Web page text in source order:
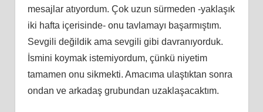
mesajlar atıyordum. Çok uzun sürmeden -yaklaşık
iki hafta içerisinde- onu tavlamayı başarmıştım.
Sevgili değildik ama sevgili gibi davranıyorduk.
İsmini koymak istemiyordum, çünkü niyetim
tamamen onu sikmekti. Amacıma ulaştıktan sonra
ondan ve arkadaş grubundan uzaklaşacaktım.